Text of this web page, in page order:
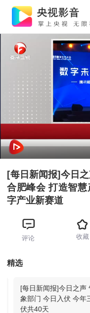
[每日新闻报]今日
合肥峰会 打造智
字产业新赛道
评论 收藏
精选
[每日新闻报]今日之声
象部门 今日入伏 今年
伏共40天